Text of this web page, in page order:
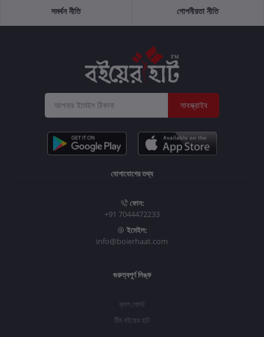
সমর্থন নীতি গোপনীয়তা নীতি
সাবস্ক্রাইব
যোগাযোগের তথ্য
ফোন:
+91 7044472233
ইমেইল:
info@boierhaat.com
গুরুত্বপূর্ণ লিঙ্ক
ব্লগ পোস্ট
টিম বইয়ের হাট